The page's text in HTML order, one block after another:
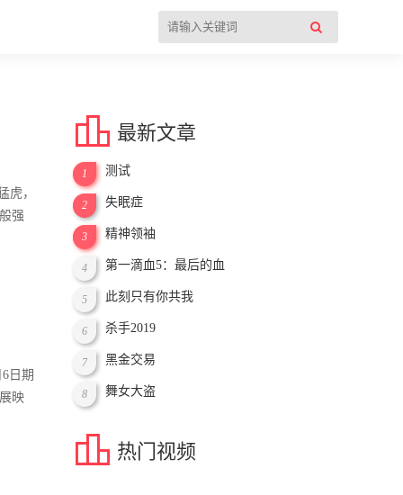
虎，
强
日期
映
 最新文章
1 测试
2 失眠症
3 精神领袖
4 第一滴血5：最后的血
5 此刻只有你共我
6 杀手2019
7 黑金交易
8 舞女大盗
 热门视频